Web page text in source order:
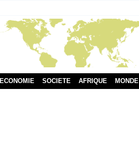
ECONOMIE SOCIETE AFRIQUE MONDE